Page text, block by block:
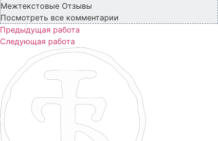
Межтекстовые Отзывы
Посмотреть все комментарии
Предыдущая работа
Следующая работа